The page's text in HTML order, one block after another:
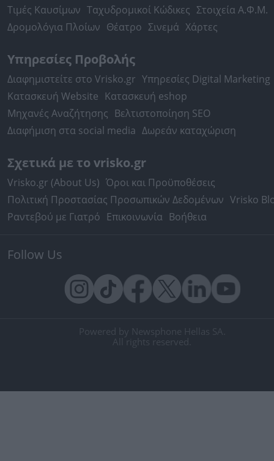
Τιμές Καυσίμων Ταχυδρομικοί Κώδικες Στοιχεία Α.Φ.Μ.
Δρομολόγια Πλοίων Θέατρο Σινεμά Χάρτες
Υπηρεσίες Προβολής
Διαφημιστείτε στο Vrisko.gr Υπηρεσίες Digital Marketing
Κατασκευή Website Κατασκευή eshop
Μηχανές Αναζήτησης Βελτιστοποίηση SEO
Διαφήμιση στα social media Δωρεάν καταχώριση
Σχετικά με το vrisko.gr
Vrisko.gr (About Us) Όροι και Προϋποθέσεις
Πολιτική Προστασίας Προσωπικών Δεδομένων Vrisko
Ραντεβού με Γιατρό Επικοινωνία Βοήθεια
Follow Us
Powered by Newsphone Hellas SA.
All rights reserved.